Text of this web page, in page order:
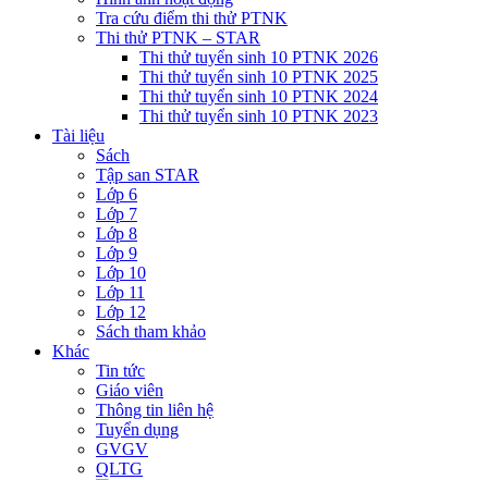
Tra cứu điểm thi thử PTNK
Thi thử PTNK – STAR
Thi thử tuyển sinh 10 PTNK 2026
Thi thử tuyển sinh 10 PTNK 2025
Thi thử tuyển sinh 10 PTNK 2024
Thi thử tuyển sinh 10 PTNK 2023
Tài liệu
Sách
Tập san STAR
Lớp 6
Lớp 7
Lớp 8
Lớp 9
Lớp 10
Lớp 11
Lớp 12
Sách tham khảo
Khác
Tin tức
Giáo viên
Thông tin liên hệ
Tuyển dụng
GVGV
QLTG